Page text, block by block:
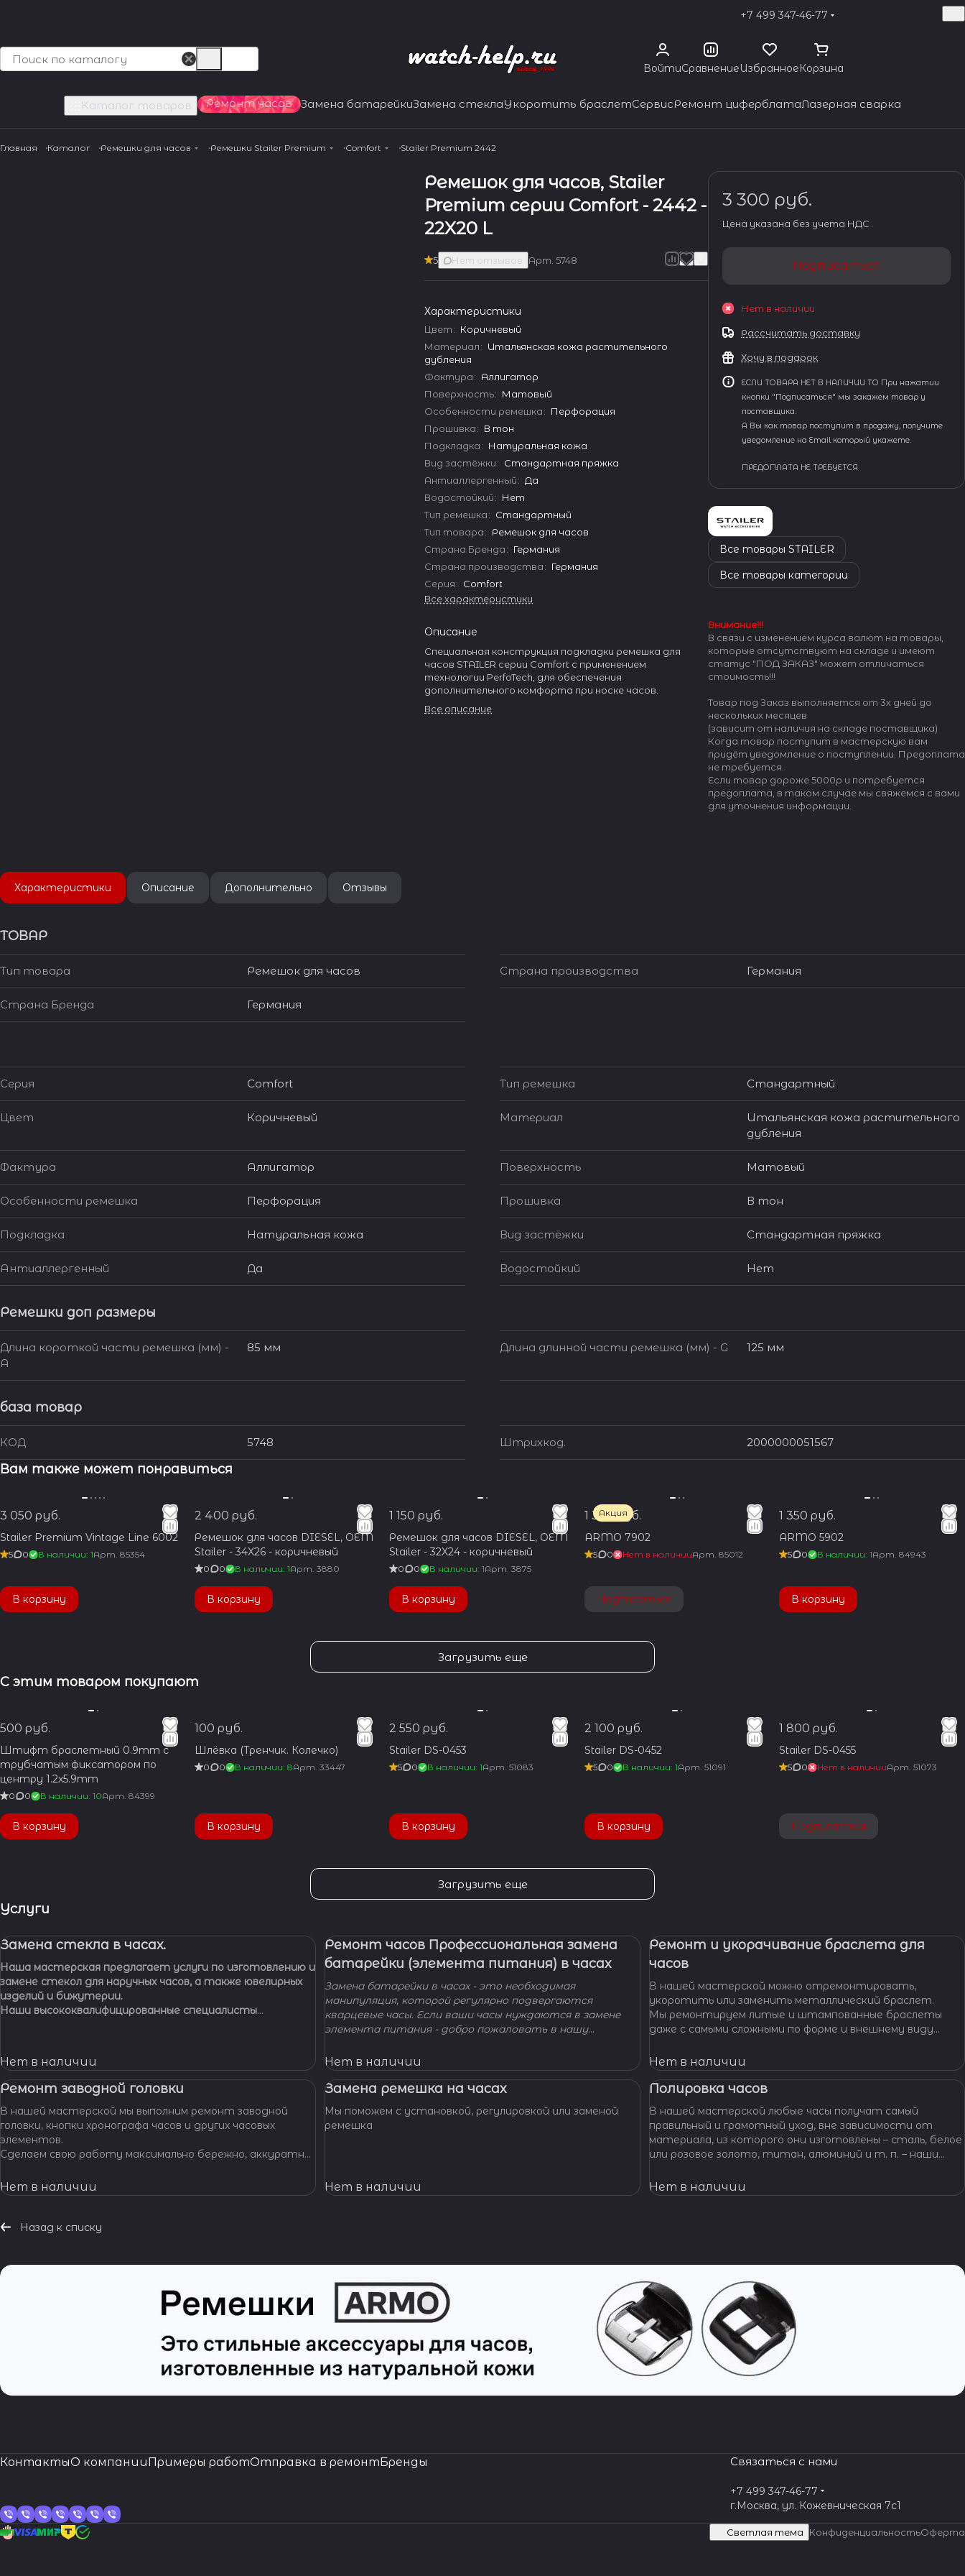
+7 499 347-46-77
ВойтиСравнениеИзбранноеКорзина
Каталог товаров Ремонт часов Замена батарейкиЗамена стеклаУкоротить браслетСервисРемонт циферблатаЛазерная сварка
Главная Каталог Ремешки для часов Ремешки Stailer Premium Comfort Stailer Premium 2442
Ремешок для часов, Stailer
Premium серии Comfort - 2442 -
22X20 L
5 Нет отзывов Арт.5748
Характеристики
Цвет: Коричневый
Материал: Итальянская кожа растительного
дубления
Фактура: Аллигатор
Поверхность: Матовый
Особенности ремешка: Перфорация
Прошивка: В тон
Подкладка: Натуральная кожа
Вид застёжки: Стандартная пряжка
Антиаллергенный: Да
Водостойкий: Нет
Тип ремешка: Стандартный
Тип товара: Ремешок для часов
Страна Бренда: Германия
Страна производства: Германия
Серия: Comfort
Все характеристики
Описание
Специальная конструкция подкладки ремешка для
часов STAILER серии Comfort с применением
технологии PerfoTech, для обеспечения
дополнительного комфорта при носке часов.
Все описание
3 300 руб.
Цена указана без учета НДС
Подписаться
Нет в наличии
Рассчитать доставку
Хочу в подарок
ЕСЛИ ТОВАРА НЕТ В НАЛИЧИИ ТО При нажатии
кнопки "Подписаться" мы закажем товар у
поставщика.
А Вы как товар поступит в продажу, получите
уведомление на Email который укажете.
ПРЕДОПЛАТА НЕ ТРЕБУЕТСЯ
Все товары STAILER
Все товары категории
Внимание!!!
В связи с изменением курса валют на товары,
которые отсутствуют на складе и имеют
статус "ПОД ЗАКАЗ" может отличаться
стоимость!!!
Товар под Заказ выполняется от 3х дней до
нескольких месяцев
(зависит от наличия на складе поставщика)
Когда товар поступит в мастерскую вам
придёт уведомление о поступлении. Предоплата
не требуется.
Если товар дороже 5000р и потребуется
предоплата, в таком случае мы свяжемся с вами
для уточнения информации.
Характеристики Описание Дополнительно Отзывы
ТОВАР
Тип товара Ремешок для часов Страна производства Германия
Страна Бренда Германия
Серия Comfort Тип ремешка Стандартный
Цвет Коричневый Материал
Итальянская кожа растительного
дубления
Фактура Аллигатор Поверхность Матовый
Особенности ремешка Перфорация Прошивка В тон
Подкладка Натуральная кожа Вид застёжки Стандартная пряжка
Антиаллергенный Да Водостойкий Нет
Ремешки доп размеры
Длина короткой части ремешка (мм) -
A
85 мм Длина длинной части ремешка (мм) - G 125 мм
база товар
КОД 5748 Штрихкод. 2000000051567
Вам также может понравиться
3 050 руб.
Stailer Premium Vintage Line 6002
5 0 В наличии: 1Арт. 85354
В корзину
2 400 руб.
Ремешок для часов DIESEL, OEM
Stailer - 34X26 - коричневый
0 0 В наличии: 1Арт.3880
В корзину
1 150 руб.
Ремешок для часов DIESEL, OEM
Stailer - 32X24 - коричневый
0 0 В наличии: 1Арт.3875
В корзину
Акция
1 350 руб.
ARMO 7902
5 0 Нет в наличииАрт. 85012
Подписаться
1 350 руб.
ARMO 5902
5 0 В наличии: 1Арт. 84943
В корзину
Загрузить еще
С этим товаром покупают
500 руб.
Штифт браслетный 0.9mm с
трубчатым фиксатором по
центру 1.2x5.9mm
0 0 В наличии: 10Арт. 84399
В корзину
100 руб.
Шлёвка (Тренчик. Колечко)
0 0 В наличии: 8Арт.33447
В корзину
2 550 руб.
Stailer DS-0453
5 0 В наличии: 1Арт.51083
В корзину
2 100 руб.
Stailer DS-0452
5 0 В наличии: 1Арт. 51091
В корзину
1 800 руб.
Stailer DS-0455
5 0 Нет в наличииАрт. 51073
Подписаться
Загрузить еще
Услуги
Замена стекла в часах.
Наша мастерская предлагает услуги по изготовлению и
замене стекол для наручных часов, а также ювелирных
изделий и бижутерии.
Наши высококвалифицированные специалисты
Нет в наличии
Ремонт часов Профессиональная замена
батарейки (элемента питания) в часах
Замена батарейки в часах - это необходимая
манипуляция, которой регулярно подвергаются
кварцевые часы. Если ваши часы нуждаются в замене
элемента питания - добро пожаловать в нашу
вам решить вашу проблему и произведут замену
батарейки профессионально, быстро, качественно и по
доступной цене.
Нет в наличии
Ремонт и укорачивание браслета для
часов
В нашей мастерской можно отремонтировать,
укоротить или заменить металлический браслет.
Мы ремонтируем литые и штампованные браслеты
даже с самыми сложными по форме и внешнему виду
Нет в наличии
Ремонт заводной головки
В нашей мастерской мы выполним ремонт заводной
головки, кнопки хронографа часов и других часовых
элементов.
Сделаем свою работу максимально бережно, аккуратно
часов.
Нет в наличии
Замена ремешка на часах
Мы поможем с установкой, регулировкой или заменой
ремешка
Нет в наличии
Полировка часов
В нашей мастерской любые часы получат самый
правильный и грамотный уход, вне зависимости от
материала, из которого они изготовлены – сталь, белое
или розовое золото, титан, алюминий и т. п. – наши
материал.
Нет в наличии
Назад к списку
КонтактыО компанииПримеры работОтправка в ремонтБренды Связаться с нами
+7 499 347-46-77
г.Москва, ул. Кожевническая 7c1
Светлая тема КонфиденциальностьОферта